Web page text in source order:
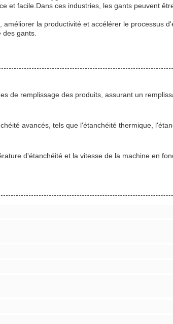
et facile.Dans ces industries, les gants peuvent
la productivité et accélérer le processus
gants.
de remplissage des produits, assurant un
avancés, tels que l'étanchéité thermique,
d'étanchéité et la vitesse de la machine en